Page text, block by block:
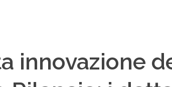
innovazione